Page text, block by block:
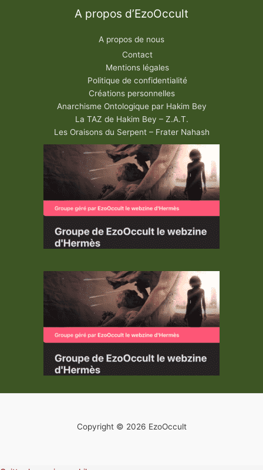
A propos d’EzoOccult
A propos de nous
Contact
Mentions légales
Politique de confidentialité
Créations personnelles
Anarchisme Ontologique par Hakim Bey
La TAZ de Hakim Bey – Z.A.T.
Les Oraisons du Serpent – Frater Nahash
Copyright © 2026 EzoOccult